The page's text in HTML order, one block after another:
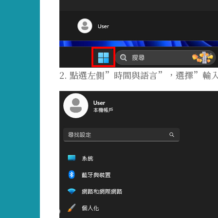
2. 點選左側”時間與語言”，選擇”輸